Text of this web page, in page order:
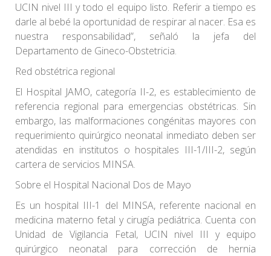
UCIN nivel III y todo el equipo listo. Referir a tiempo es
darle al bebé la oportunidad de respirar al nacer. Esa es
nuestra responsabilidad”, señaló la jefa del
Departamento de Gineco-Obstetricia.
Red obstétrica regional
El Hospital JAMO, categoría II-2, es establecimiento de
referencia regional para emergencias obstétricas. Sin
embargo, las malformaciones congénitas mayores con
requerimiento quirúrgico neonatal inmediato deben ser
atendidas en institutos o hospitales III-1/III-2, según
cartera de servicios MINSA.
Sobre el Hospital Nacional Dos de Mayo
Es un hospital III-1 del MINSA, referente nacional en
medicina materno fetal y cirugía pediátrica. Cuenta con
Unidad de Vigilancia Fetal, UCIN nivel III y equipo
quirúrgico neonatal para corrección de hernia